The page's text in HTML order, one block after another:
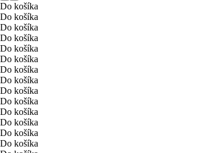
Do košíka
Do košíka
Do košíka
Do košíka
Do košíka
Do košíka
Do košíka
Do košíka
Do košíka
Do košíka
Do košíka
Do košíka
Do košíka
Do košíka